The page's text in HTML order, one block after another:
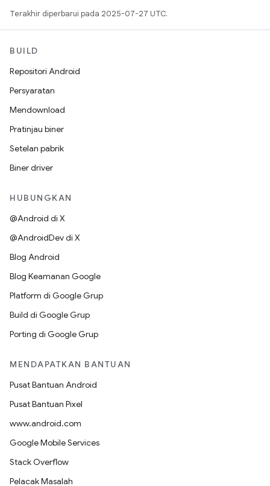
Terakhir diperbarui pada 2025-07-27 UTC.
BUILD
Repositori Android
Persyaratan
Mendownload
Pratinjau biner
Setelan pabrik
Biner driver
HUBUNGKAN
@Android di X
@AndroidDev di X
Blog Android
Blog Keamanan Google
Platform di Google Grup
Build di Google Grup
Porting di Google Grup
MENDAPATKAN BANTUAN
Pusat Bantuan Android
Pusat Bantuan Pixel
www.android.com
Google Mobile Services
Stack Overflow
Pelacak Masalah